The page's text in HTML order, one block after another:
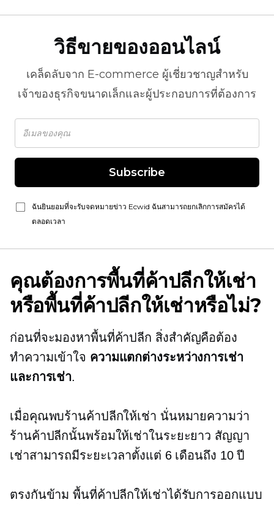
วิธีขายของออนไลน์
เคล็ดลับจาก E-commerce ผู้เชี่ยวชาญสำหรับ
เจ้าของธุรกิจขนาดเล็กและผู้ประกอบการที่ต้องการ
Subscribe
ฉันยินยอมที่จะรับจดหมายข่าว Ecwid ฉันสามารถยกเลิกการสมัครได้
ตลอดเวลา
คุณต้องการพื้นที่ค้าปลีกให้เช่า
หรือพื้นที่ค้าปลีกให้เช่าหรือไม่?
ก่อนที่จะมองหาพื้นที่ค้าปลีก สิ่งสำคัญคือต้อง
ทำความเข้าใจ ความแตกต่างระหว่างการเช่า
และการเช่า.
เมื่อคุณพบร้านค้าปลีกให้เช่า นั่นหมายความว่า
ร้านค้าปลีกนั้นพร้อมให้เช่าในระยะยาว สัญญา
เช่าสามารถมีระยะเวลาตั้งแต่ 6 เดือนถึง 10 ปี
ตรงกันข้าม พื้นที่ค้าปลีกให้เช่าได้รับการออกแบบ